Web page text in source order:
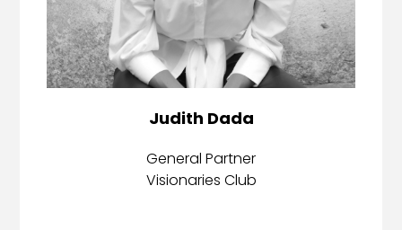
Judith Dada
General Partner
Visionaries Club